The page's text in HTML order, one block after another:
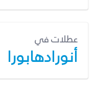
عطلات في
أنورادهابورا